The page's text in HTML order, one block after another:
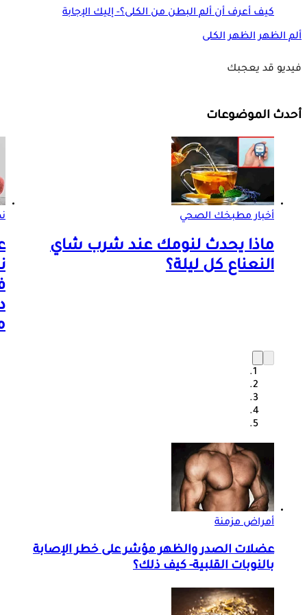
كيف أعرف أن ألم البطن من الكلى؟- إليك الإجابة
ألم الظهر الظهر الكلى
فيديو قد يعجبك
أحدث الموضوعات
أخبار مطبخك الصحي
ماذا يحدث لنومك عند شرب شاي
النعناع كل ليلة؟
أمراض مزمنة
عضلات الصدر والظهر مؤشر على خطر الإصابة
بالنوبات القلبية- كيف ذلك؟